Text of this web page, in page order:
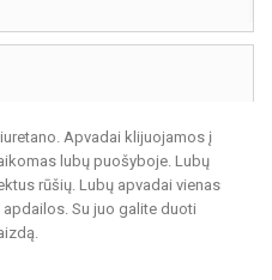
Apvadai klijuojamos į
lubų puošyboje. Lubų
rūšių. Lubų apvadai vienas
Su juo galite duoti